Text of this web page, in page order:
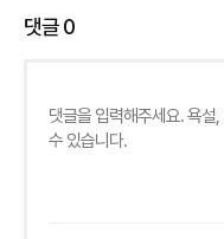
댓글0